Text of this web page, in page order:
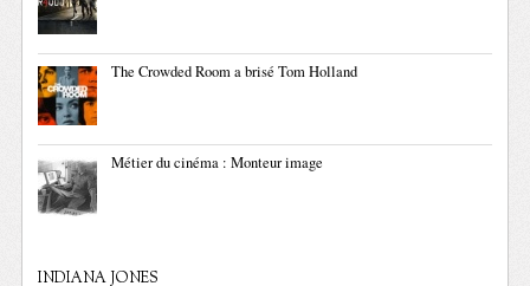
The Crowded Room a brisé Tom Holland
Métier du cinéma : Monteur image
INDIANA JONES